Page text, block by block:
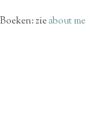
Boeken: zieabout me